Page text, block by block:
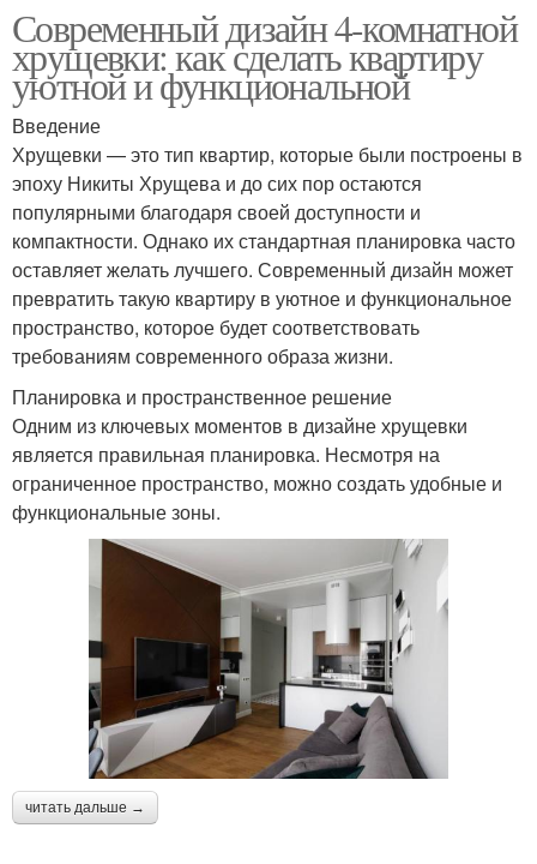
Современный дизайн 4-комнатной
хрущевки: как сделать квартиру
уютной и функциональной
Введение
Хрущевки — это тип квартир, которые были построены в
эпоху Никиты Хрущева и до сих пор остаются
популярными благодаря своей доступности и
компактности. Однако их стандартная планировка часто
оставляет желать лучшего. Современный дизайн может
превратить такую квартиру в уютное и функциональное
пространство, которое будет соответствовать
требованиям современного образа жизни.
Планировка и пространственное решение
Одним из ключевых моментов в дизайне хрущевки
является правильная планировка. Несмотря на
ограниченное пространство, можно создать удобные и
функциональные зоны.
читать дальше →